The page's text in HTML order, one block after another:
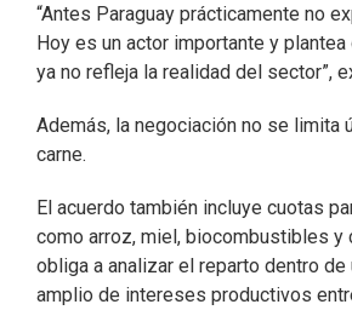
“Antes Paraguay prácticamente no
Hoy es un actor importante y
ya no refleja la realidad del sector”,
Además, la negociación no se limita
carne.
El acuerdo también incluye cuotas
como arroz, miel, biocombustibles y
obliga a analizar el reparto dentro de
amplio de intereses productivos